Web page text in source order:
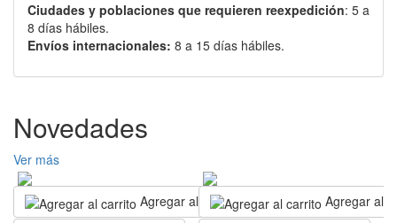
Ciudades y poblaciones que requieren reexpedición: 5 a
8 días hábiles.
Envíos internacionales: 8 a 15 días hábiles.
Novedades
Ver más
Agregar al carrito
Agregar al